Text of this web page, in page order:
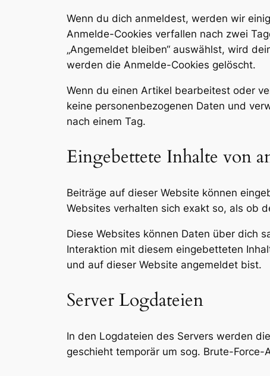
Wenn du dich anmeldest, werden wir
Anmelde-Cookies verfallen nach zwei
„Angemeldet bleiben“ auswählst, wird
werden die Anmelde-Cookies gelöscht.
Wenn du einen Artikel bearbeitest oder
keine personenbezogenen Daten und
nach einem Tag.
Eingebettete Inhalte von
Beiträge auf dieser Website können
Websites verhalten sich exakt so, als ob
Diese Websites können Daten über dich
Interaktion mit diesem eingebetteten
und auf dieser Website angemeldet bist.
Server Logdateien
In den Logdateien des Servers werden
geschieht temporär um sog. Brute-